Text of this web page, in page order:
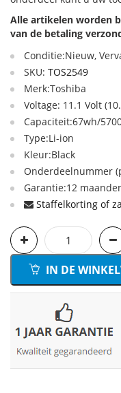
Alle artikelen worden
van de betaling
Conditie:Nieuw,
SKU: TOS2549
Merk:Toshiba
Voltage: 11.1 Volt
Capaciteit:67wh/
Type:Li-ion
Kleur:Black
Onderdeelnummer
Garantie:12
Staffelkorting of
IN DE